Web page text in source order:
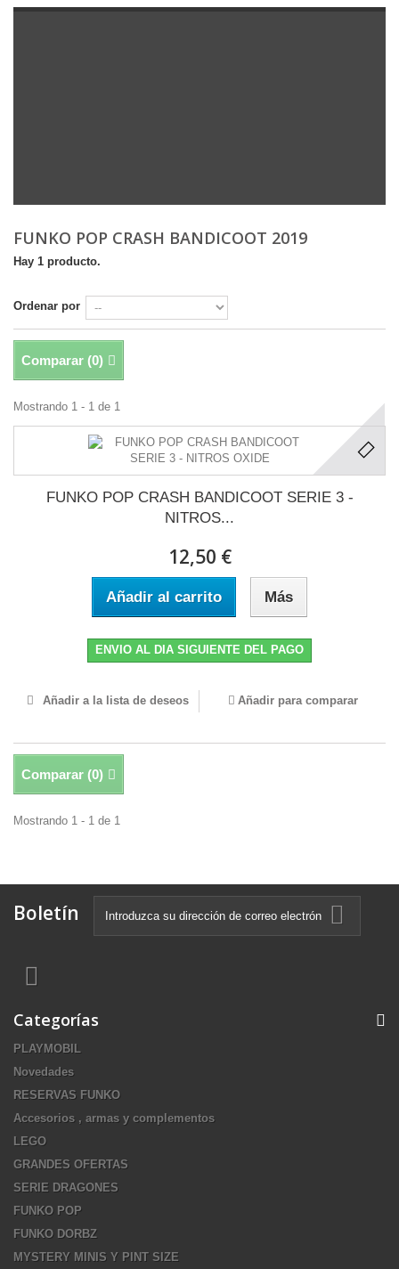
FUNKO POP CRASH BANDICOOT 2019
Hay 1 producto.
Ordenar por
Comparar (0)
Mostrando 1 - 1 de 1
FUNKO POP CRASH BANDICOOT SERIE 3 -
NITROS...
12,50 €
Añadir al carrito Más
ENVIO AL DIA SIGUIENTE DEL PAGO
Añadir a la lista de deseos Añadir para comparar
Comparar (0)
Mostrando 1 - 1 de 1
Boletín
Categorías
PLAYMOBIL
Novedades
RESERVAS FUNKO
Accesorios , armas y complementos
LEGO
GRANDES OFERTAS
SERIE DRAGONES
FUNKO POP
FUNKO DORBZ
MYSTERY MINIS Y PINT SIZE